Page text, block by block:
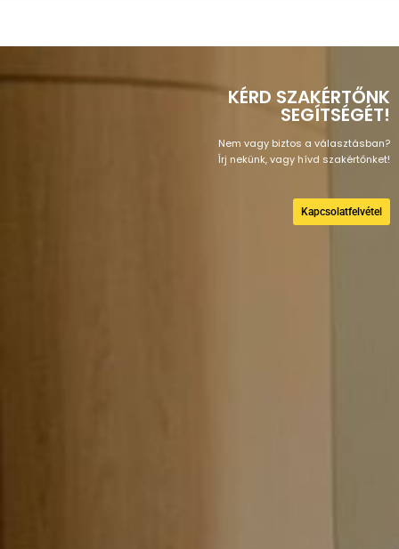
KÉRD SZAKÉRTŐNK
SEGÍTSÉGÉT!
Nem vagy biztos a választásban?
Írj nekünk, vagy hívd szakértőnket!
Kapcsolatfelvétel